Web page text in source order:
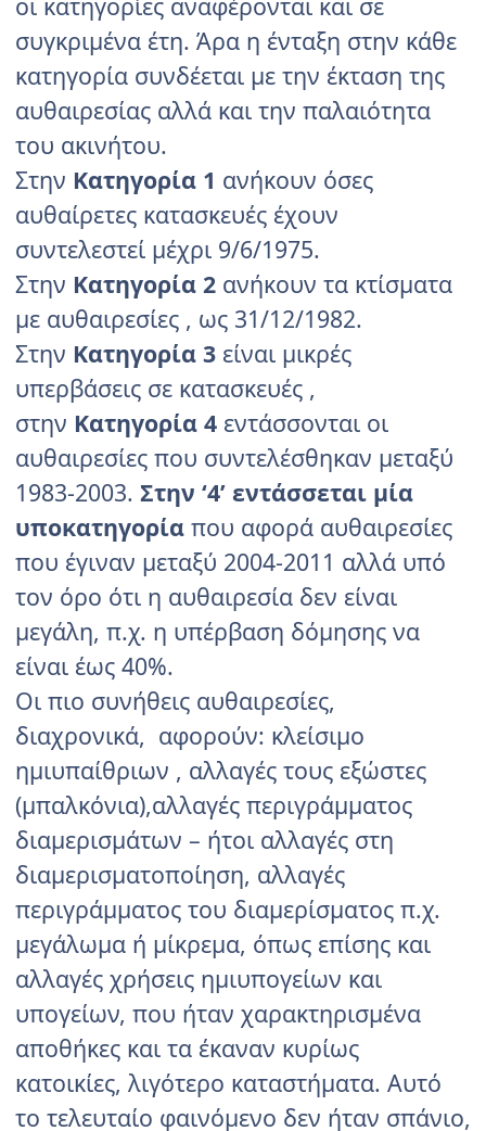
συγκριμένα έτη. Άρα η ένταξη στην κάθε
κατηγορία συνδέεται με την έκταση της
αυθαιρεσίας αλλά και την παλαιότητα
του ακινήτου.
Στην Κατηγορία 1 ανήκουν όσες
αυθαίρετες κατασκευές έχουν
συντελεστεί μέχρι 9/6/1975.
Στην Κατηγορία 2 ανήκουν τα κτίσματα
με αυθαιρεσίες , ως 31/12/1982.
Στην Κατηγορία 3 είναι μικρές
υπερβάσεις σε κατασκευές ,
στην Κατηγορία 4 εντάσσονται οι
αυθαιρεσίες που συντελέσθηκαν μεταξύ
1983-2003. Στην ‘4’ εντάσσεται μία
υποκατηγορία που αφορά αυθαιρεσίες
που έγιναν μεταξύ 2004-2011 αλλά υπό
τον όρο ότι η αυθαιρεσία δεν είναι
μεγάλη, π.χ. η υπέρβαση δόμησης να
είναι έως 40%.
Οι πιο συνήθεις αυθαιρεσίες,
διαχρονικά, αφορούν: κλείσιμο
ημιυπαίθριων , αλλαγές τους εξώστες
(μπαλκόνια),αλλαγές περιγράμματος
διαμερισμάτων – ήτοι αλλαγές στη
διαμερισματοποίηση, αλλαγές
περιγράμματος του διαμερίσματος π.χ.
μεγάλωμα ή μίκρεμα, όπως επίσης και
αλλαγές χρήσεις ημιυπογείων και
υπογείων, που ήταν χαρακτηρισμένα
αποθήκες και τα έκαναν κυρίως
κατοικίες, λιγότερο καταστήματα. Αυτό
το τελευταίο φαινόμενο δεν ήταν σπάνιο,